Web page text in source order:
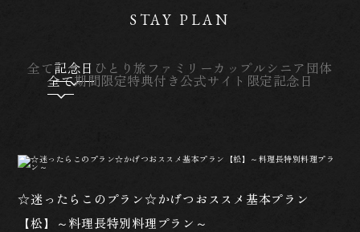
STAY PLAN
全て記念日 ひとり旅 ファミリーカップルシニア 団体
全て期間限定特典付き公式サイト限定記念日
☆迷ったらこのプラン☆かげつおススメ基本プラン
【松】～料理長特別料理プラン～